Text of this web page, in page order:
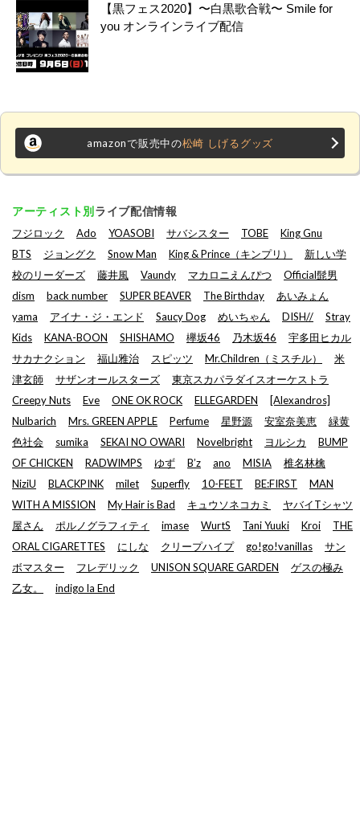
【黒フェス2020】〜白黒歌合戦〜 Smile for
you オンラインライブ配信
amazonで販売中の松崎 しげるグッズ
アーティスト別ライブ配信情報
フジロック Ado YOASOBI サバシスター TOBE
King Gnu
BTS
ジョングク Snow Man King & Prince（キンプリ）
新しい学
校のリーダーズ
藤井風 Vaundy マカロニえんぴつ
Official髭男
dism
back number SUPER BEAVER The Birthday
あいみょん
yama
アイナ・ジ・エンド Saucy Dog めいちゃん DISH//
Stray
Kids
KANA-BOON SHISHAMO 欅坂46 乃木坂46
宇多田ヒカル
サカナクション
福山雅治 スピッツ Mr.Children（ミスチル）
米
津玄師
サザンオールスターズ
東京スカパラダイスオーケストラ
Creepy Nuts
Eve ONE OK ROCK ELLEGARDEN
[Alexandros]
Nulbarich
Mrs. GREEN APPLE Perfume 星野源 安室奈美恵
緑黄
色社会
sumika SEKAI NO OWARI Novelbright ヨルシカ
BUMP
OF CHICKEN
RADWIMPS ゆず B’z ano MISIA
椎名林檎
NiziU
BLACKPINK milet Superfly 10-FEET BE:FIRST
MAN
WITH A MISSION
My Hair is Bad キュウソネコカミ
ヤバイTシャツ
屋さん
ポルノグラフィティ imase WurtS Tani Yuuki Kroi
THE
ORAL CIGARETTES
にしな クリープハイプ go!go!vanillas
サン
ボマスター
フレデリック UNISON SQUARE GARDEN
ゲスの極み
乙女。
indigo la End